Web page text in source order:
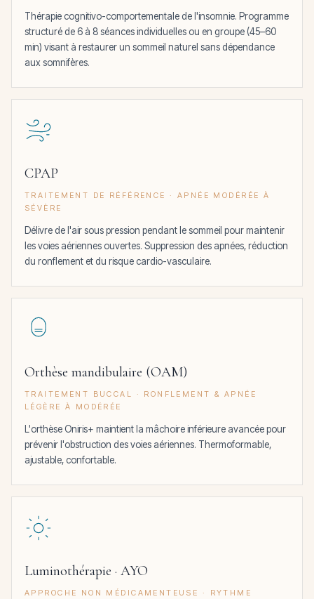
Thérapie cognitivo-comportementale de l'insomnie. Programme
structuré de 6 à 8 séances individuelles ou en groupe (45–60
min) visant à restaurer un sommeil naturel sans dépendance
aux somnifères.
CPAP
TRAITEMENT DE RÉFÉRENCE · APNÉE MODÉRÉE À
SÉVÈRE
Délivre de l'air sous pression pendant le sommeil pour maintenir
les voies aériennes ouvertes. Suppression des apnées, réduction
du ronflement et du risque cardio-vasculaire.
Orthèse mandibulaire (OAM)
TRAITEMENT BUCCAL · RONFLEMENT & APNÉE
LÉGÈRE À MODÉRÉE
L'orthèse Oniris+ maintient la mâchoire inférieure avancée pour
prévenir l'obstruction des voies aériennes. Thermoformable,
ajustable, confortable.
Luminothérapie · AYO
APPROCHE NON MÉDICAMENTEUSE · RYTHME